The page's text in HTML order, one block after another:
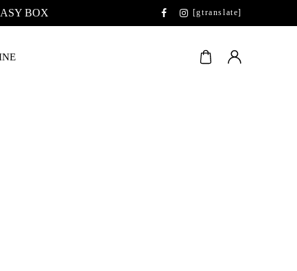
BOX [gtranslate]